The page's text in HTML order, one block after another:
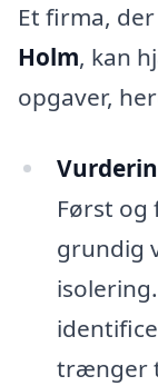
Et firma,
Holm, kan
opgaver,
Først og
grundig
trænger